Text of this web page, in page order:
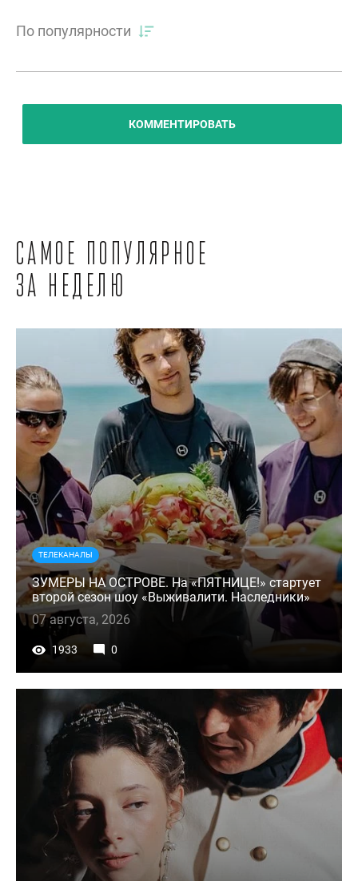
По популярности
КОММЕНТИРОВАТЬ
Самое популярное
за неделю
ТЕЛЕКАНАЛЫ
ЗУМЕРЫ НА ОСТРОВЕ. На «ПЯТНИЦЕ!» стартует
второй сезон шоу «Выживалити. Наследники»
07 августа, 2026
1933 0